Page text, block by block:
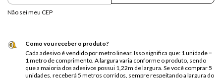
Não sei meu CEP
Como vou receber o produto?
Cada adesivo é vendido por metro linear. Isso significa que: 1 unidade =
1 metro de comprimento. A largura varia conforme o produto, sendo
que a maioria dos adesivos possui 1,22m de largura. Se você comprar 5
unidades, receberá 5 metros corridos, sempre respeitando a largura do